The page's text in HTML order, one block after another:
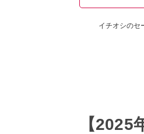
イチオシのセ
【